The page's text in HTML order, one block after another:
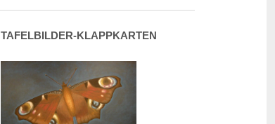
TAFELBILDER-KLAPPKARTEN